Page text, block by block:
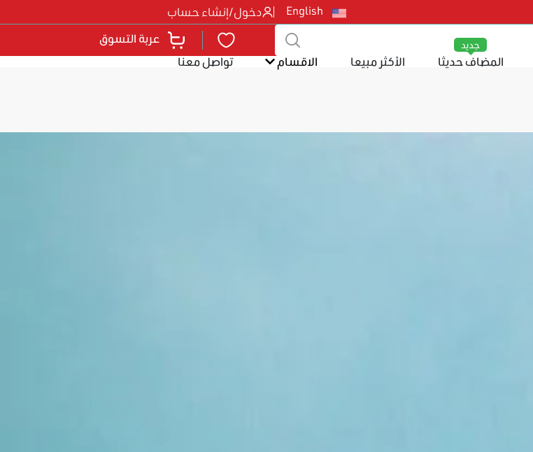
English دخول/إنشاء حساب
عربة التسوق
المضاف حديثا
جديد
الأكثر مبيعا الاقسام تواصل معنا